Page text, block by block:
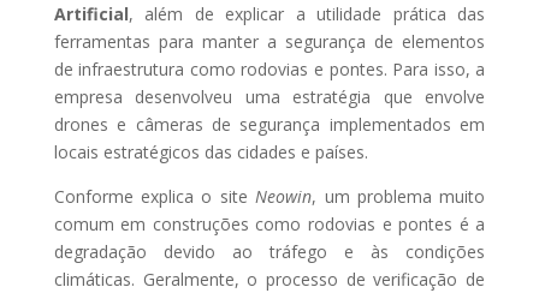
Artificial, além de explicar a utilidade prática das
ferramentas para manter a segurança de elementos
de infraestrutura como rodovias e pontes. Para isso, a
empresa desenvolveu uma estratégia que envolve
drones e câmeras de segurança implementados em
locais estratégicos das cidades e países.
Conforme explica o site Neowin, um problema muito
comum em construções como rodovias e pontes é a
degradação devido ao tráfego e às condições
climáticas. Geralmente, o processo de verificação de